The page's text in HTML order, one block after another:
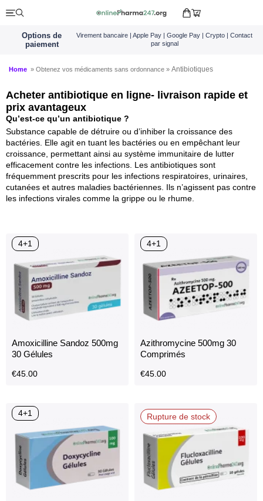
Options de
paiement
Virement bancaire | Apple Pay | Google Pay | Crypto | Contact
par signal
Home » Obtenez vos médicaments sans ordonnance » Antibiotiques
Acheter antibiotique en ligne- livraison rapide et
prix avantageux
Qu’est-ce qu’un antibiotique ?
Substance capable de détruire ou d’inhiber la croissance des
bactéries. Elle agit en tuant les bactéries ou en empêchant leur
croissance, permettant ainsi au système immunitaire de lutter
efficacement contre les infections. Les antibiotiques sont
fréquemment prescrits pour les infections respiratoires, urinaires,
cutanées et autres maladies bactériennes. Ils n’agissent pas contre
les infections virales comme la grippe ou le rhume.
4+1
Amoxicilline Sandoz 500mg
30 Gélules
€45.00
4+1
Azithromycine 500mg 30
Comprimés
€45.00
4+1 Rupture de stock